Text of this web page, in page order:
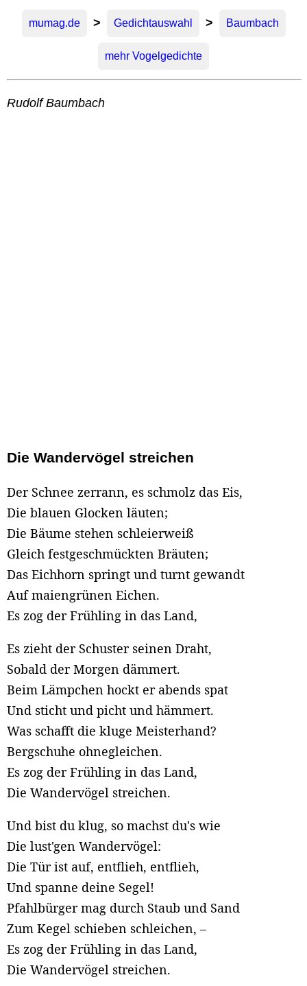
mumag.de > Gedichtauswahl > Baumbach
mehr Vogelgedichte
Rudolf Baumbach
Die Wandervögel streichen
Der Schnee zerrann, es schmolz das Eis,
Die blauen Glocken läuten;
Die Bäume stehen schleierweiß
Gleich festgeschmückten Bräuten;
Das Eichhorn springt und turnt gewandt
Auf maiengrünen Eichen.
Es zog der Frühling in das Land,
Es zieht der Schuster seinen Draht,
Sobald der Morgen dämmert.
Beim Lämpchen hockt er abends spat
Und sticht und picht und hämmert.
Was schafft die kluge Meisterhand?
Bergschuhe ohnegleichen.
Es zog der Frühling in das Land,
Die Wandervögel streichen.
Und bist du klug, so machst du's wie
Die lust'gen Wandervögel:
Die Tür ist auf, entflieh, entflieh,
Und spanne deine Segel!
Pfahlbürger mag durch Staub und Sand
Zum Kegel schieben schleichen, –
Es zog der Frühling in das Land,
Die Wandervögel streichen.